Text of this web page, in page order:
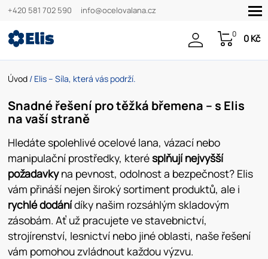
+420 581 702 590 info@ocelovalana.cz
0 0 Kč
Úvod / Elis – Síla, která vás podrží.
Snadné řešení pro těžká břemena – s Elis
na vaší straně
Hledáte spolehlivé ocelové lana, vázací nebo
manipulační prostředky, kterésplňují nejvyšší
požadavkyna pevnost, odolnost a bezpečnost? Elis
vám přináší nejen široký sortiment produktů, ale i
rychlé dodánídíky našim rozsáhlým skladovým
zásobám. Ať už pracujete ve stavebnictví,
strojírenství, lesnictví nebo jiné oblasti, naše řešení
vám pomohou zvládnout každou výzvu.